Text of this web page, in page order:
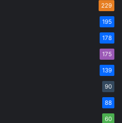
229
195
178
175
139
90
88
60